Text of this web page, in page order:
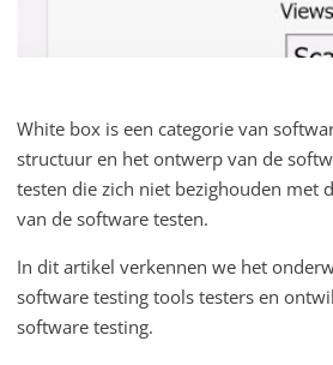
White box is een categorie van
structuur en het ontwerp van de
testen die zich niet bezighouden met
van de software testen.
In dit artikel verkennen we het
software testing tools testers en
software testing.